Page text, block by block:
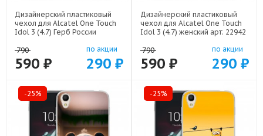
Дизайнерский пластиковый
чехол для Alcatel One Touch
Idol 3 (4.7) Герб России
790
590 ₽
по акции
290 ₽
Дизайнерский пластиковый
чехол для Alcatel One Touch
Idol 3 (4.7) женский арт: 22942
790
590 ₽
по акции
290 ₽
-25% -25%